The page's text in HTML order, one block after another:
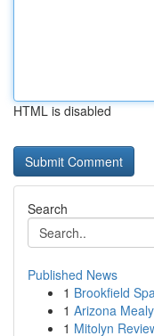
HTML is disabled
Search
Published News
1 Brookfield
1 Arizona
1 Mitolyn